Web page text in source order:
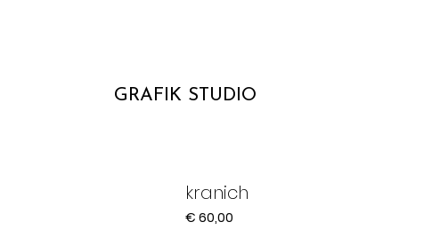
GRAFIK STUDIO
kranich
€ 60,00